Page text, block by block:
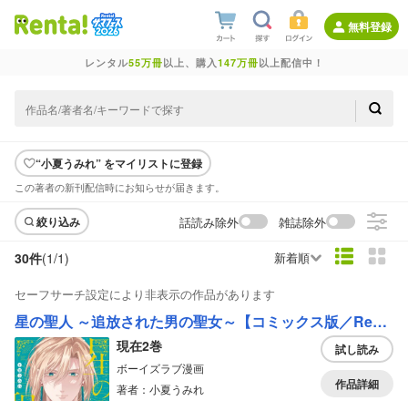
無料登録
レンタル55万冊以上、購入147万冊以上配信中！
“小夏うみれ” をマイリストに登録
この著者の新刊配信時にお知らせが届きます。
絞り込み 話読み除外 雑誌除外
30件(1/1) 新着順
セーフサーチ設定により非表示の作品があります
星の聖人 ～追放された男の聖女～【コミックス版／Renta！限定おまけ付き】
現在2巻
ボーイズラブ漫画
著者：小夏うみれ
試し読み
作品詳細